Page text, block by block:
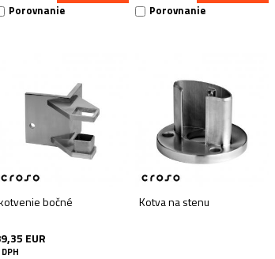
Porovnanie
Porovnanie
bočné
EUR
Kotva na stenu